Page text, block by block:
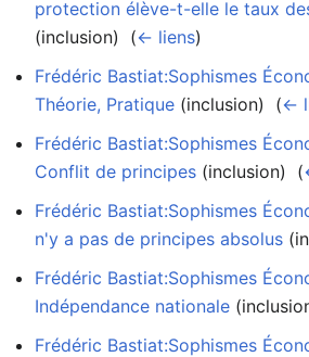
protection élève-t-elle le taux
(inclusion) ‎ (← liens)
Frédéric Bastiat:Sophismes
Théorie, Pratique (inclusion) ‎ (←
Frédéric Bastiat:Sophismes
Conflit de principes (inclusion) ‎ (
Frédéric Bastiat:Sophismes
n'y a pas de principes absolus
Frédéric Bastiat:Sophismes
Indépendance nationale
Frédéric Bastiat:Sophismes